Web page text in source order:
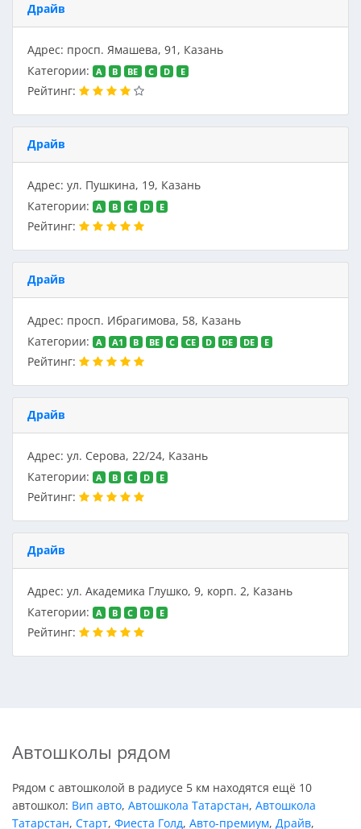
Драйв
Адрес: просп. Ямашева, 91, Казань
Категории:
A B BE C D E
Рейтинг:
Драйв
Адрес: ул. Пушкина, 19, Казань
Категории:
A B C D E
Рейтинг:
Драйв
Адрес: просп. Ибрагимова, 58, Казань
Категории:
A A1 B BE C CE D DE DE E
Рейтинг:
Драйв
Адрес: ул. Серова, 22/24, Казань
Категории:
A B C D E
Рейтинг:
Драйв
Адрес: ул. Академика Глушко, 9, корп. 2, Казань
Категории:
A B C D E
Рейтинг:
Автошколы рядом
Рядом с автошколой в радиусе 5 км находятся ещё 10
автошкол: Вип авто, Автошкола Татарстан, Автошкола
Татарстан, Старт, Фиеста Голд, Авто-премиум, Драйв,